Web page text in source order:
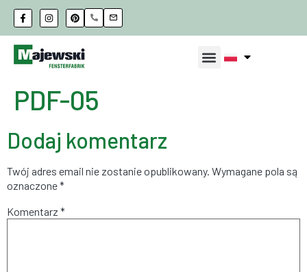
PDF-05
Dodaj komentarz
Twój adres email nie zostanie opublikowany. Wymagane pola są
oznaczone*
Komentarz *